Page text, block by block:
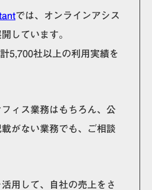
では、オンラインアシス
しています。
5,700社以上の利用実績を
ィス業務はもちろん、公
がない業務でも、ご相談
用して、自社の売上をさ